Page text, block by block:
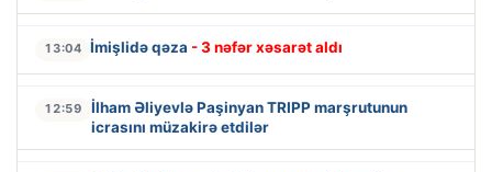
13:04 İmişlidə qəza - 3 nəfər xəsarət aldı
12:59
İlham Əliyevlə Paşinyan TRIPP marşrutunun
icrasını müzakirə etdilər